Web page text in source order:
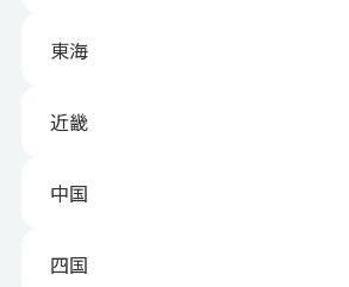
東海
近畿
中国
四国